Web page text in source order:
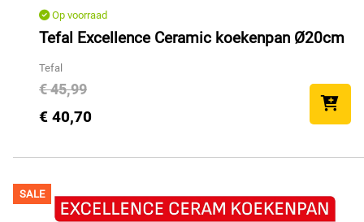
Op voorraad
Tefal Excellence Ceramic koekenpan Ø20cm
Tefal
€ 45,99
€ 40,70
SALE